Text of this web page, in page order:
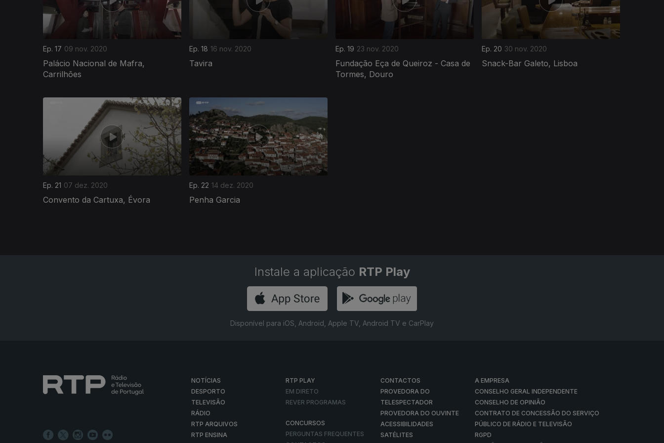
Ep. 17 09 nov. 2020
Palácio Nacional de Mafra,
Carrilhões
Ep. 18 16 nov. 2020
Tavira
Ep. 19 23 nov. 2020
Fundação Eça de Queiroz - Casa de
Tormes, Douro
Ep. 20 30 nov. 2020
Snack-Bar Galeto, Lisboa
Ep. 21 07 dez. 2020
Convento da Cartuxa, Évora
Ep. 22 14 dez. 2020
Penha Garcia
Instale a aplicação RTP Play
Disponível para iOS, Android, Apple TV, Android TV e CarPlay
NOTÍCIAS
DESPORTO
TELEVISÃO
RÁDIO
RTP ARQUIVOS
RTP ENSINA
RTP PLAY
EM DIRETO
REVER PROGRAMAS
CONCURSOS
PERGUNTAS FREQUENTES
CONTACTOS
PROVEDORA DO
TELESPECTADOR
PROVEDORA DO OUVINTE
ACESSIBILIDADES
SATÉLITES
A EMPRESA
CONSELHO GERAL INDEPENDENTE
CONSELHO DE OPINIÃO
CONTRATO DE CONCESSÃO DO SERVIÇO
PÚBLICO DE RÁDIO E TELEVISÃO
RGPD